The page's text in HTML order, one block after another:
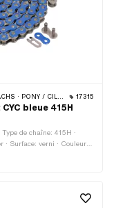
ZÜNDAPP BELMONDO · TOMOS · BYE BIKE 17315
bleue 415H
de chaîne: 415H ·
· Surface: verni · Couleur:
· Circonférence de